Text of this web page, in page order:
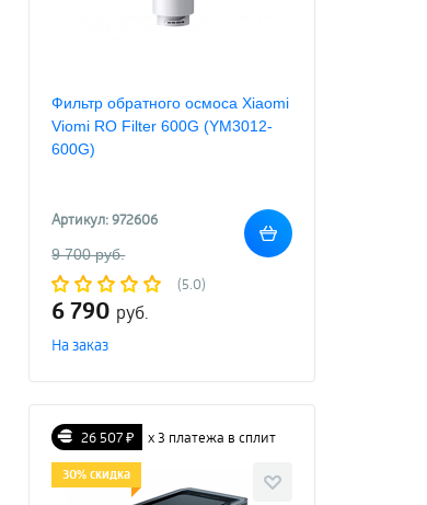
Фильтр обратного осмоса Xiaomi
Viomi RO Filter 600G (YM3012-
600G)
Артикул: 972606
9 700 руб.
(5.0)
6 790 руб.
На заказ
26 507 ₽ х 3 платежа в сплит
30% скидка